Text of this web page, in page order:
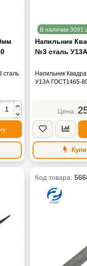
сталь
В наличии 3091
Напильник
№3 сталь
Напильник
У13А ГОСТ1465-
Код товара: